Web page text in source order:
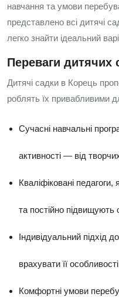
навчання та умови
представлено всі дитячі
легко знайти ідеальний
Переваги дитячих
Дитячі садки в Корець
роблять їх привабливими
Сучасні навчальні
активності — від
Кваліфіковані
та постійно підвищують
Індивідуальний підхід
врахувати її
Комфортні умови